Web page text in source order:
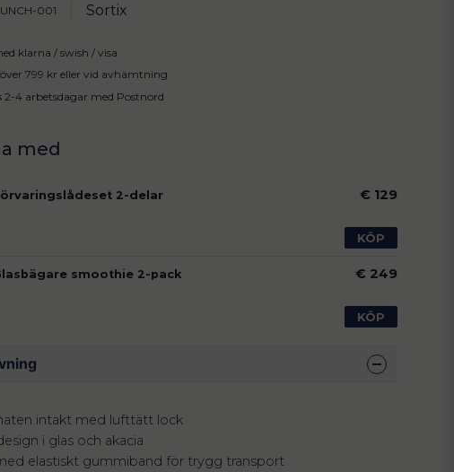
001 Sortix
klarna / swish / visa
799 kr eller vid avhämtning
2-4 arbetsdagar med Postnord
2-delar € 129
KÖP
smoothie 2-pack € 249
KÖP
intakt med lufttätt lock
i glas och akacia
elastiskt gummiband för trygg transport